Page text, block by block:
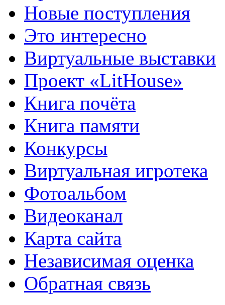
Новые поступления
Это интересно
Виртуальные выставки
Проект «LitHouse»
Книга почёта
Книга памяти
Конкурсы
Виртуальная игротека
Фотоальбом
Видеоканал
Карта сайта
Независимая оценка
Обратная связь